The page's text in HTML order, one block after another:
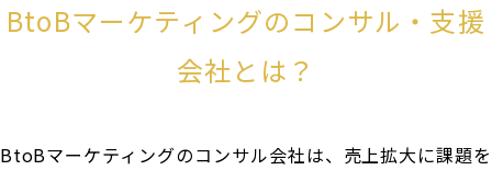
BtoBマーケティングのコンサル・支援
会社とは？
BtoBマーケティングのコンサル会社は、売上拡大に課題を